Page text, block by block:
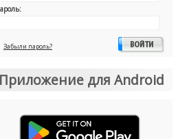
Забыли пароль?
Приложение для Android